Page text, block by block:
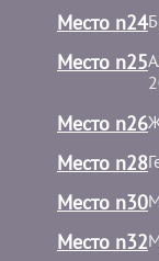
Место n24
Место n25
Место n26
Место n28
Место n30
Место n32